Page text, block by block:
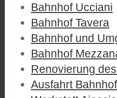
Bahnhof Ucciani
Bahnhof Tavera
Bahnhof und
Bahnhof
Renovierung
Ausfahrt